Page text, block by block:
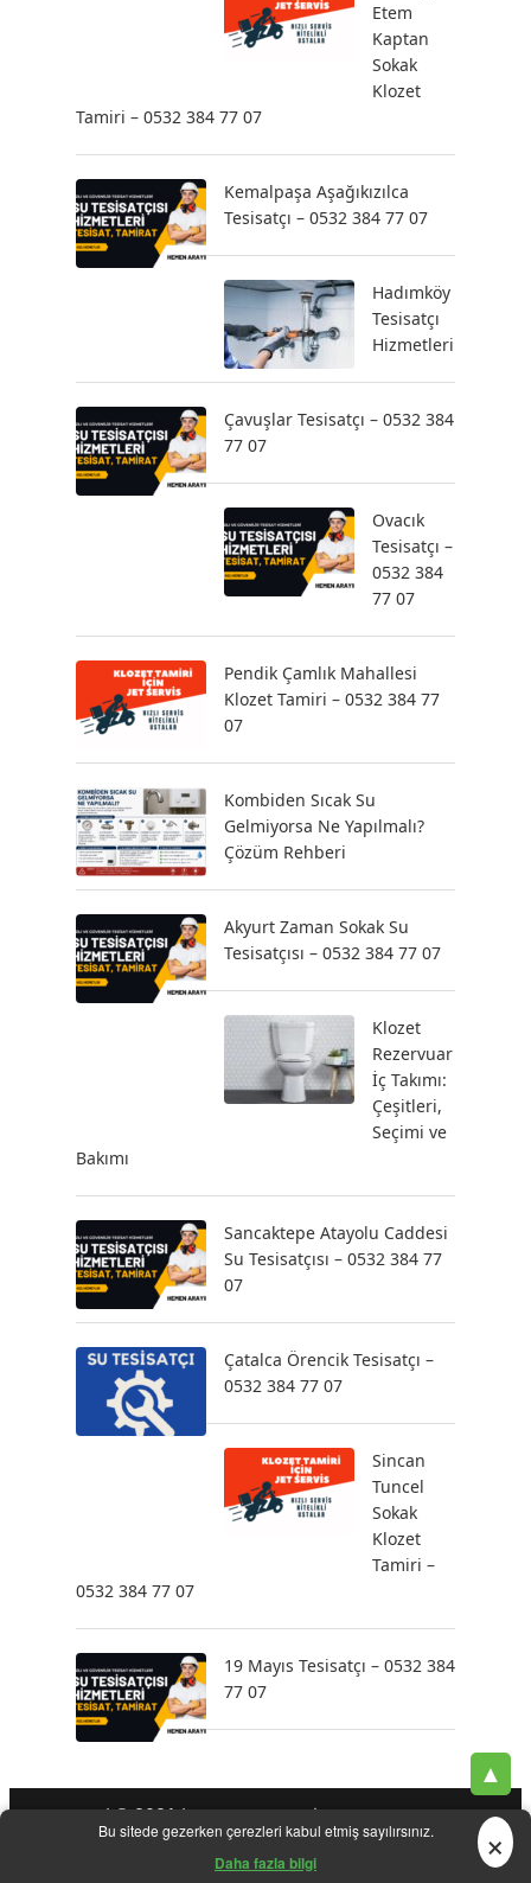
Etem
Kaptan
Sokak
Klozet
Tamiri – 0532 384 77 07
Kemalpaşa Aşağıkızılca
Tesisatçı – 0532 384 77 07
Hadımköy
Tesisatçı
Hizmetleri
Çavuşlar Tesisatçı – 0532 384
77 07
Ovacık
Tesisatçı –
0532 384
77 07
Pendik Çamlık Mahallesi
Klozet Tamiri – 0532 384 77
07
Kombiden Sıcak Su
Gelmiyorsa Ne Yapılmalı?
Çözüm Rehberi
Akyurt Zaman Sokak Su
Tesisatçısı – 0532 384 77 07
Klozet
Rezervuar
İç Takımı:
Çeşitleri,
Seçimi ve
Bakımı
Sancaktepe Atayolu Caddesi
Su Tesisatçısı – 0532 384 77
07
Çatalca Örencik Tesisatçı –
0532 384 77 07
Sincan
Tuncel
Sokak
Klozet
Tamiri –
0532 384 77 07
19 Mayıs Tesisatçı – 0532 384
77 07
Bu sitede gezerken çerezleri kabul etmiş sayılırsınız.
Daha fazla bilgi ×
▲
| © 2021 |- - - Klozet
Su Kaçak Tespiti-Su Tesisatçı-Su Tesisat Hizmetleri-
Tıkanıklık Açma-Yeni Tesisat Hizmetleri